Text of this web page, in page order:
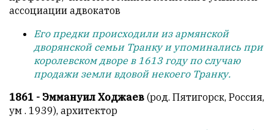
ассоциации адвокатов
Его предки происходили из армянской
дворянской семьи Транку и упоминались при
королевском дворе в 1613 году по случаю
продажи земли вдовой некоего Транку.
1861 - Эммануил Ходжаев (род. Пятигорск, Россия,
ум . 1939), архитектор